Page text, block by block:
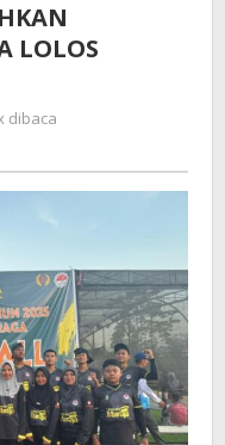
LOLOS
dibaca